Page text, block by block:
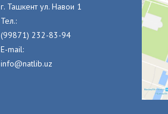
г. Ташкент ул. Навои 1
Тел.:
(99871) 232-83-94
E-mail:
info@natlib.uz